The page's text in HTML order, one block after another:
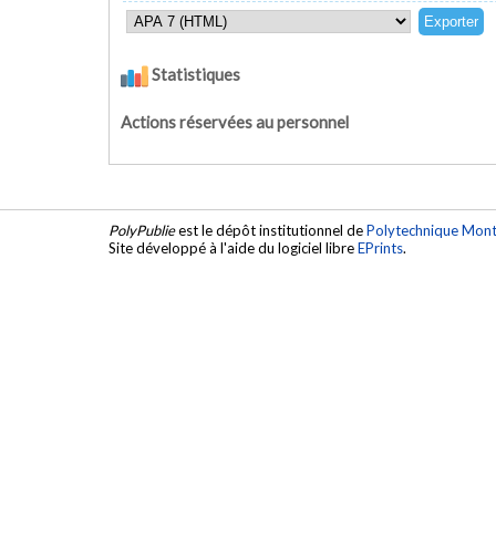
Statistiques
Actions réservées au personnel
PolyPublieest le dépôt institutionnel dePolytechnique
Site développé à l'aide du logiciel libreEPrints.